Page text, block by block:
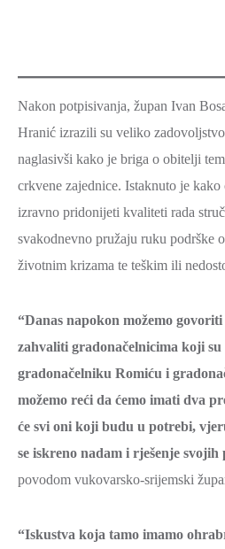
Nakon potpisivanja, župan Ivan
Hranić izrazili su veliko
naglasivši kako je briga o obitelji
crkvene zajednice. Istaknuto je kako
izravno pridonijeti kvaliteti rada
svakodnevno pružaju ruku podrške
životnim krizama te teškim ili
“Danas napokon možemo
zahvaliti gradonačelnicima koji
gradonačelniku Romiću i
možemo reći da ćemo imati dva
će svi oni koji budu u potrebi,
se iskreno nadam i rješenje svojih
povodom vukovarsko-srijemski
“Iskustva koja tamo imamo